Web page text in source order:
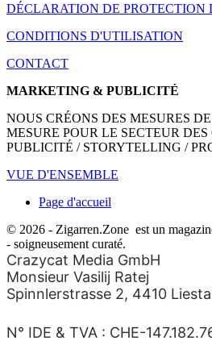
DÉCLARATION DE PROTECTION
CONDITIONS D'UTILISATION
CONTACT
MARKETING & PUBLICITÉ
NOUS CRÉONS DES MESURES
MESURE POUR LE SECTEUR
PUBLICITÉ / STORYTELLING /
VUE D'ENSEMBLE
Page d'accueil
© 2026 - Zigarren.Zone est un
- soigneusement curaté.
Crazycat Media GmbH
Monsieur Vasilij Ratej
Spinnlerstrasse 2, 4410
N° IDE & TVA : CHE-